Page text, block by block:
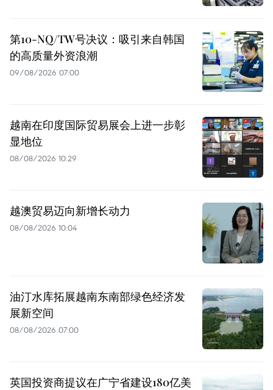
第10-NQ/TW号决议：吸引来自韩国
的高质量外资浪潮
09/08/2026 07:00
越南在印度国际贸易展会上进一步彰
显地位
08/08/2026 10:29
越澳贸易迈向新增长动力
08/08/2026 10:04
油汀水库拓展越南东南部绿色经济发
展新空间
08/08/2026 07:00
英国投资商提议在广宁省建设180亿美